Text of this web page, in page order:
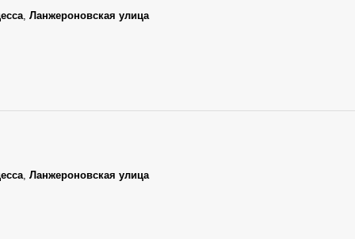
, Ланжероновская улица
, Ланжероновская улица